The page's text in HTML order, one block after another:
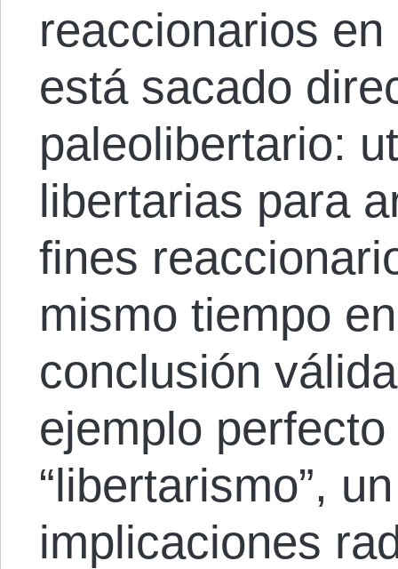
reaccionarios
está sacado
paleolibertario:
libertarias para
fines
mismo tiempo
conclusión
ejemplo
“libertarismo”,
implicaciones